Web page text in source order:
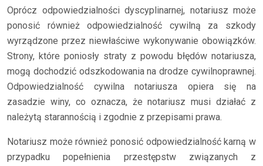
Oprócz odpowiedzialności dyscyplinarnej, notariusz może
ponosić również odpowiedzialność cywilną za szkody
wyrządzone przez niewłaściwe wykonywanie obowiązków.
Strony, które poniosły straty z powodu błędów notariusza,
mogą dochodzić odszkodowania na drodze cywilnoprawnej.
Odpowiedzialność cywilna notariusza opiera się na
zasadzie winy, co oznacza, że notariusz musi działać z
należytą starannością i zgodnie z przepisami prawa.
Notariusz może również ponosić odpowiedzialność karną w
przypadku popełnienia przestępstw związanych z